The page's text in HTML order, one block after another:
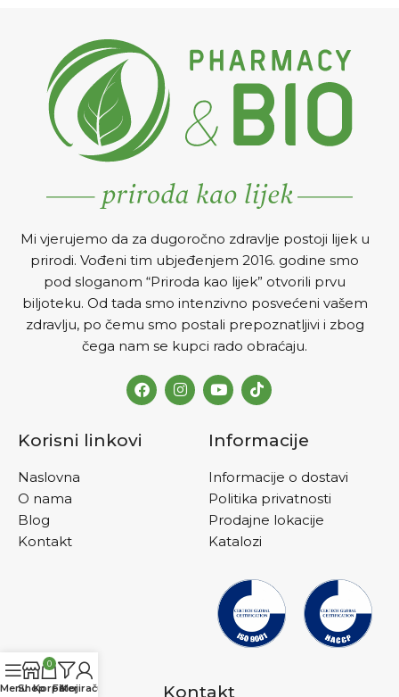
Mi vjerujemo da za dugoročno zdravlje postoji lijek u
prirodi. Vođeni tim ubjeđenjem 2016. godine smo
pod sloganom “Priroda kao lijek” otvorili prvu
biljoteku. Od tada smo intenzivno posvećeni vašem
zdravlju, po čemu smo postali prepoznatljivi i zbog
čega nam se kupci rado obraćaju.
Korisni linkovi
Naslovna
O nama
Blog
Kontakt
Informacije
Informacije o dostavi
Politika privatnosti
Prodajne lokacije
Katalozi
Kontakt
MenuShop
0
KorpaFilteri
Moj račun